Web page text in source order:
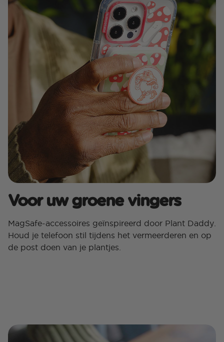
Voor uw groene vingers
MagSafe-accessoires geïnspireerd door Plant Daddy.
Houd je telefoon stil tijdens het vermeerderen en op
de post doen van je plantjes.